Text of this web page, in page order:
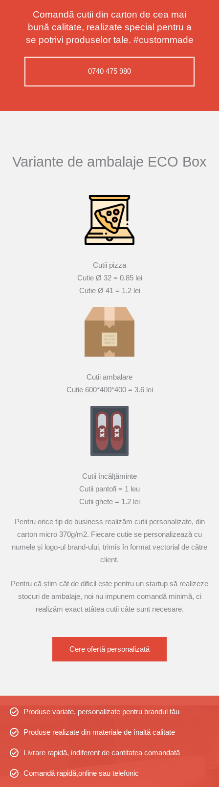
Comandă cutii din carton de cea mai
bună calitate, realizate special pentru a
se potrivi produselor tale. #custommade
0740 475 980
Variante de ambalaje ECO Box
Cutii pizza
Cutie Ø 32 = 0.85 lei
Cutie Ø 41 = 1.2 lei
Cutii ambalare
Cutie 600*400*400 = 3.6 lei
Cutii încălțăminte
Cutii pantofi = 1 leu
Cutii ghete = 1.2 lei
Pentru orice tip de business realizăm cutii personalizate, din
carton micro 370g/m2. Fiecare cutie se personalizează cu
numele și logo-ul brand-ului, trimis în format vectorial de către
client.
Pentru că știm cât de dificil este pentru un startup să realizeze
stocuri de ambalaje, noi nu impunem comandă minimă, ci
realizăm exact atâtea cutii câte sunt necesare.
Cere ofertă personalizată
Produse variate, personalizate pentru brandul tău
Produse realizate din materiale de înaltă calitate
Livrare rapidă, indiferent de cantitatea comandată
Comandă rapidă,online sau telefonic